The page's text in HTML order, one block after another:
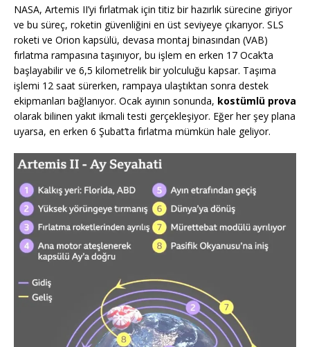
NASA, Artemis II’yi fırlatmak için titiz bir hazırlık sürecine giriyor
ve bu süreç, roketin güvenliğini en üst seviyeye çıkarıyor. SLS
roketi ve Orion kapsülü, devasa montaj binasından (VAB)
fırlatma rampasına taşınıyor, bu işlem en erken 17 Ocak’ta
başlayabilir ve 6,5 kilometrelik bir yolculuğu kapsar. Taşıma
işlemi 12 saat sürerken, rampaya ulaştıktan sonra destek
ekipmanları bağlanıyor. Ocak ayının sonunda, kostümlü prova
olarak bilinen yakıt ikmali testi gerçekleşiyor. Eğer her şey plana
uyarsa, en erken 6 Şubat’ta fırlatma mümkün hale geliyor.